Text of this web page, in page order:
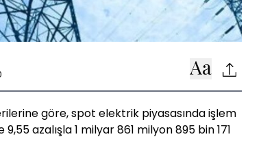
göre, spot elektrik piyasasında işlem
azalışla 1 milyar 861 milyon 895 bin 171